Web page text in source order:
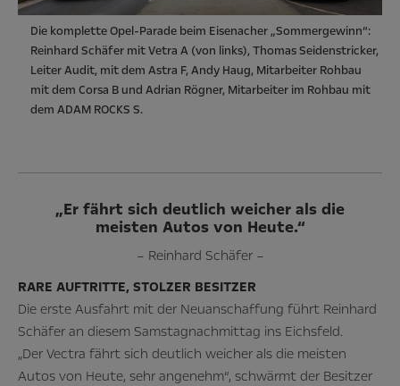
Die komplette Opel-Parade beim Eisenacher „Sommergewinn“:
Reinhard Schäfer mit Vetra A (von links), Thomas Seidenstricker,
Leiter Audit, mit dem Astra F, Andy Haug, Mitarbeiter Rohbau
mit dem Corsa B und Adrian Rögner, Mitarbeiter im Rohbau mit
dem ADAM ROCKS S.
„Er fährt sich deutlich weicher als die
meisten Autos von Heute.“
– Reinhard Schäfer –
RARE AUFTRITTE, STOLZER BESITZER
Die erste Ausfahrt mit der Neuanschaffung führt Reinhard
Schäfer an diesem Samstagnachmittag ins Eichsfeld.
„Der Vectra fährt sich deutlich weicher als die meisten
Autos von Heute, sehr angenehm“, schwärmt der Besitzer